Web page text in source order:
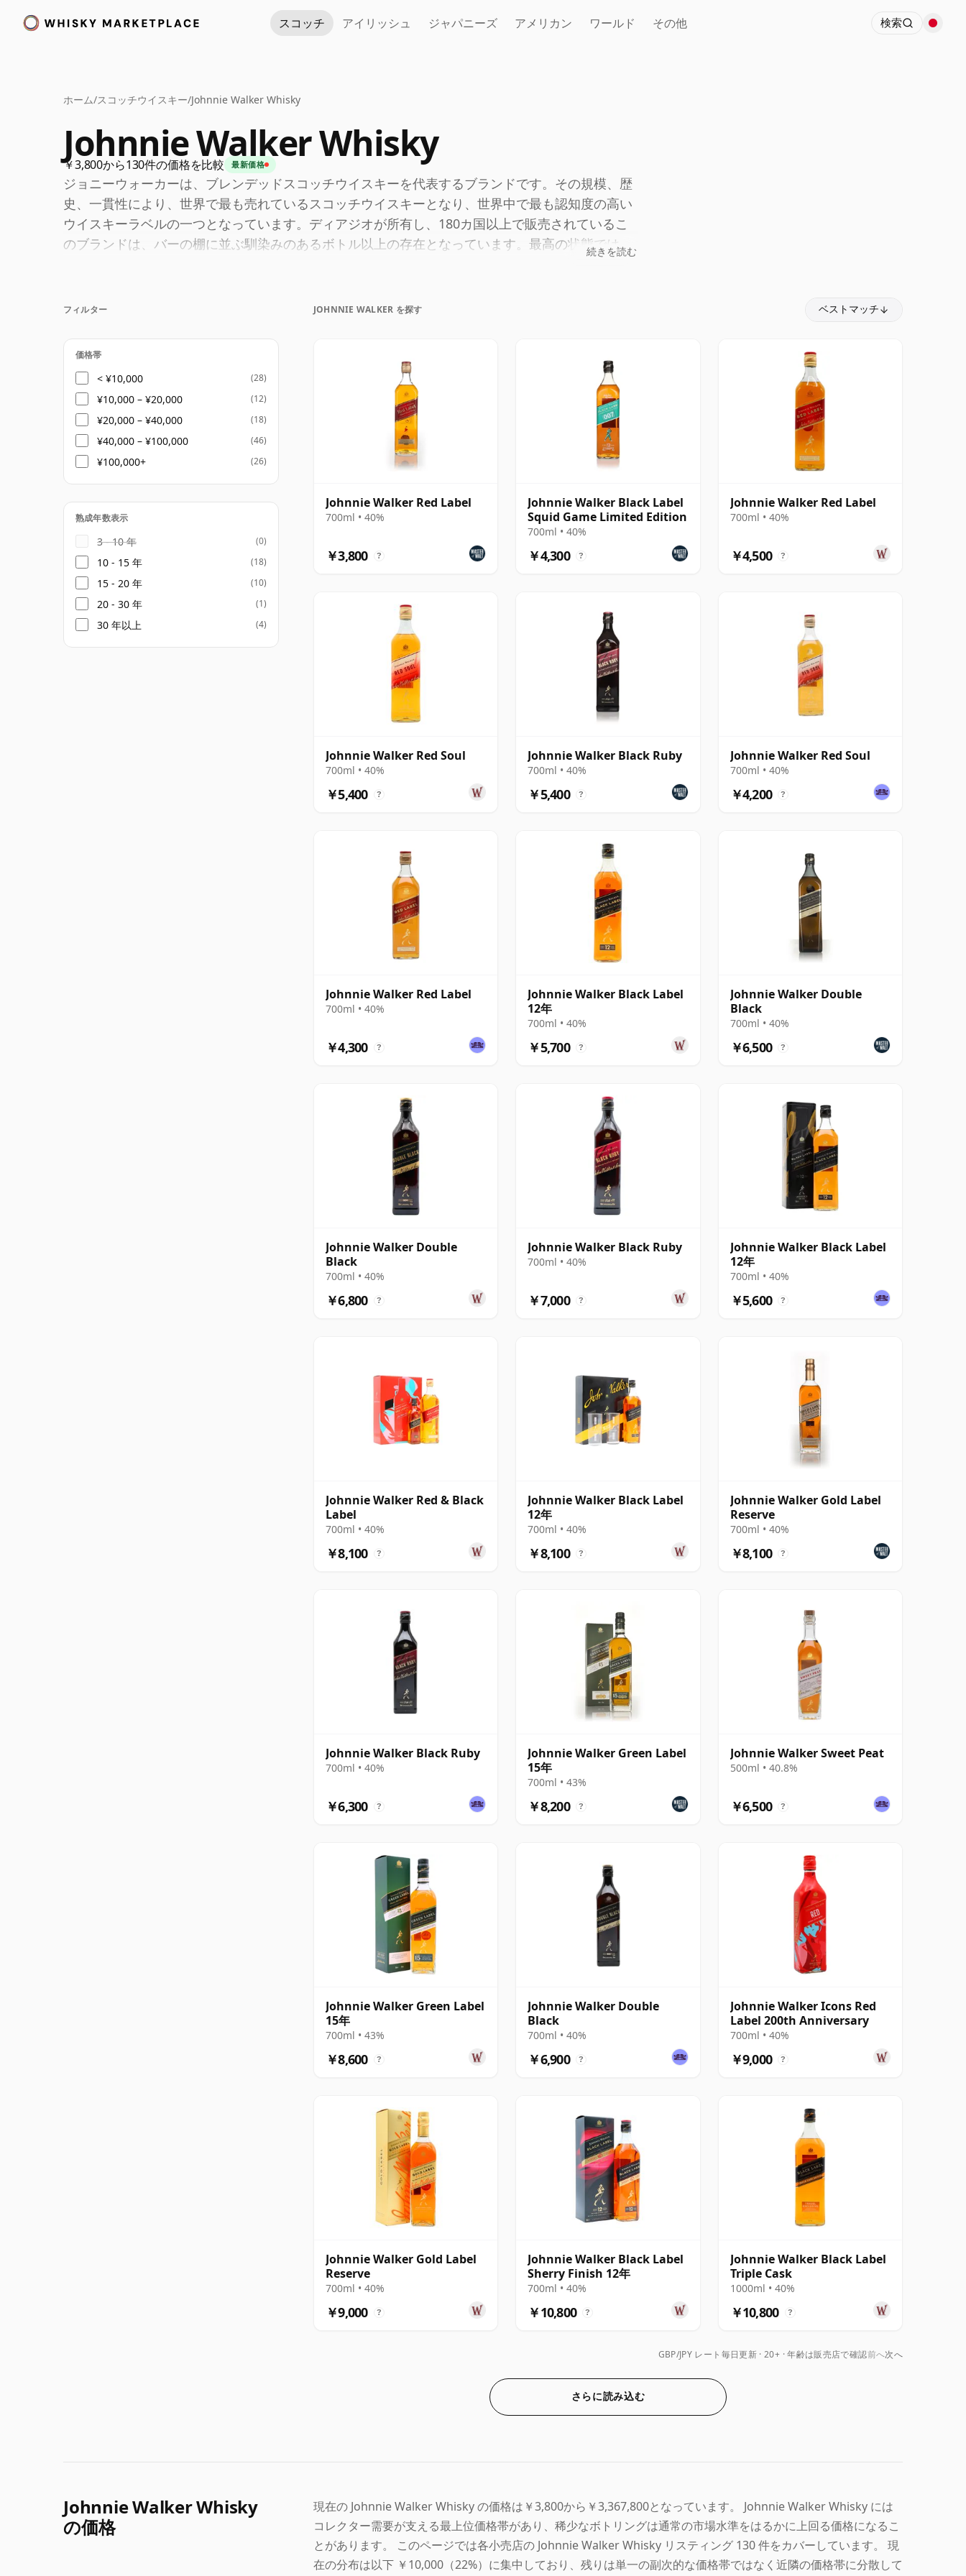
スコッチ アイリッシュ ジャパニーズ アメリカン ワールド その他 検索
ホーム/スコッチウイスキー/Johnnie Walker Whisky
Johnnie Walker Whisky
￥3,800から130件の価格を比較 最新価格
ジョニーウォーカーは、ブレンデッドスコッチウイスキーを代表するブランドです。その規模、歴
史、一貫性により、世界で最も売れているスコッチウイスキーとなり、世界中で最も認知度の高い
ウイスキーラベルの一つとなっています。ディアジオが所有し、180カ国以上で販売されているこ
のブランドは、バーの棚に並ぶ馴染みのあるボトル以上の存在となっています。最高の状態では、
ラインナップは幅広いですが、コアラベルがブランドの最も明確な表現であり続けています。レッ
ドラベルはミキシングやエネルギッシュな飲み方のために作られており、ブラックラベルでは古典
的なジョニーウォーカーのプロファイルがより鮮明に現れ、層状のスモーク、ダークフルーツ、バ
ニラ、スパイスが特徴です。ゴールドラベルリザーブはより丸みがあり、蜂蜜のような甘さのスタ
イルを提供し、ブルーラベルはハウスの高級ラインに位置し、希少な原酒から作られ、長年にわた
ってレギュラーラインナップの中で最も権威ある表現として位置づけられています。
近年、ジョニーウォーカーはプレミアムおよび高級ウイスキーにもより意図的に力を入れており、
18年熟成、特別版、ジョニーウォーカーヴォルトプラットフォームなどの追加により、従来のラベ
ル階層を超えてブランドを拡張しています。それでも、ジョニーウォーカーの持続的な魅力は、最
初に有名にしたものと同じところにあります。それは、スモークを全体の物語ではなく、シグネチ
ャーの重要な部分として持つ、大胆でバランスの取れたブレンデッドスコッチウイスキーです。
続きを読む
JOHNNIE WALKER を探す ベストマッチ
Johnnie Walker Red Label
700ml • 40%
￥3,800 ?
Johnnie Walker Black Label
Squid Game Limited Edition
700ml • 40%
￥4,300 ?
Johnnie Walker Red Label
700ml • 40%
￥4,500 ?
Johnnie Walker Red Soul
700ml • 40%
￥5,400 ?
Johnnie Walker Black Ruby
700ml • 40%
￥5,400 ?
Johnnie Walker Red Soul
700ml • 40%
￥4,200 ?
Johnnie Walker Red Label
700ml • 40%
￥4,300 ?
Johnnie Walker Black Label
12年
700ml • 40%
￥5,700 ?
Johnnie Walker Double
Black
700ml • 40%
￥6,500 ?
Johnnie Walker Double
Black
700ml • 40%
￥6,800 ?
Johnnie Walker Black Ruby
700ml • 40%
￥7,000 ?
Johnnie Walker Black Label
12年
700ml • 40%
￥5,600 ?
Johnnie Walker Red & Black
Label
700ml • 40%
￥8,100 ?
Johnnie Walker Black Label
12年
700ml • 40%
￥8,100 ?
Johnnie Walker Gold Label
Reserve
700ml • 40%
￥8,100 ?
Johnnie Walker Black Ruby
700ml • 40%
￥6,300 ?
Johnnie Walker Green Label
15年
700ml • 43%
￥8,200 ?
Johnnie Walker Sweet Peat
500ml • 40.8%
￥6,500 ?
Johnnie Walker Green Label
15年
700ml • 43%
￥8,600 ?
Johnnie Walker Double
Black
700ml • 40%
￥6,900 ?
Johnnie Walker Icons Red
Label 200th Anniversary
700ml • 40%
￥9,000 ?
Johnnie Walker Gold Label
Reserve
700ml • 40%
￥9,000 ?
Johnnie Walker Black Label
Sherry Finish 12年
700ml • 40%
￥10,800 ?
Johnnie Walker Black Label
Triple Cask
1000ml • 40%
￥10,800 ?
さらに読み込む
GBP/JPY レート毎日更新 20+ · 年齢は販売店で確認前へ次へ
フィルター
価格帯
< ¥10,000 (28)
¥10,000 – ¥20,000 (12)
¥20,000 – ¥40,000 (18)
¥40,000 – ¥100,000 (46)
¥100,000+ (26)
熟成年数表示
3 - 10 年 (0)
10 - 15 年 (18)
15 - 20 年 (10)
20 - 30 年 (1)
30 年以上 (4)
Johnnie Walker Whisky
の価格
現在の Johnnie Walker Whisky の価格は￥3,800から￥3,367,800となっています。 Johnnie Walker Whisky には
コレクター需要が支える最上位価格帯があり、稀少なボトリングは通常の市場水準をはるかに上回る価格になるこ
とがあります。 このページでは各小売店の Johnnie Walker Whisky リスティング 130 件をカバーしています。 現
在の分布は以下 ￥10,000（22%）に集中しており、残りは単一の副次的な価格帯ではなく近隣の価格帯に分散して